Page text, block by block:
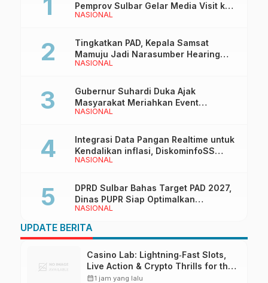
NASIONAL
Pemprov Sulbar Gelar Media Visit ke
Kantor Redaksi di Mamuju
NASIONAL
Tingkatkan PAD, Kepala Samsat
Mamuju Jadi Narasumber Hearing
Bersama Wakil Ketua I DPRD Sulbar
NASIONAL
Gubernur Suhardi Duka Ajak
Masyarakat Meriahkan Event
Manakarra Fair 2026
NASIONAL
Integrasi Data Pangan Realtime untuk
Kendalikan inflasi, DiskominfoSS
Sulbar Kembangkan Sistem SAPEDA
NASIONAL
DPRD Sulbar Bahas Target PAD 2027,
Dinas PUPR Siap Optimalkan
Pendapatan Daerah
UPDATE BERITA
Casino Lab: Lightning‑Fast Slots,
Live Action & Crypto Thrills for the
Quick‑Play Enthusiast
calendar_month1 jam yang lalu